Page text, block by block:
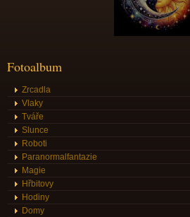
Fotoalbum
Zrcadla
Vlaky
Tváře
Slunce
Roboti
Paranormalfantazie
Magie
Hřbitovy
Hodiny
Domy